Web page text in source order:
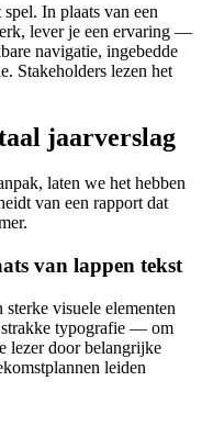
In plaats van een
lever je een ervaring —
navigatie, ingebedde
Stakeholders lezen het
jaarverslag
laten we het hebben
van een rapport dat
van lappen tekst
visuele elementen
typografie — om
lezer door belangrijke
leiden